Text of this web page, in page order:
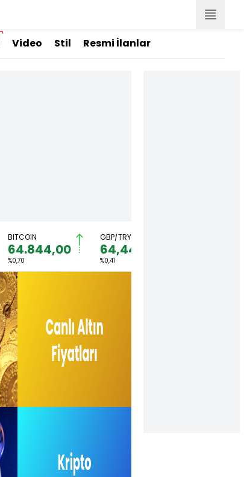
Video Stil Resmi İlanlar
BITCOIN
64.844,00
%0,70
GBP/TRY
64,4492
%0,41